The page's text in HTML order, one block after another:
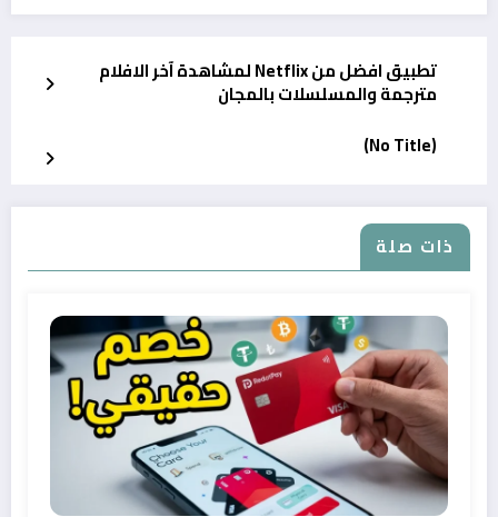
تطبيق افضل من Netflix لمشاهدة آخر الافلام
مترجمة والمسلسلات بالمجان
(No Title)
ذات صلة